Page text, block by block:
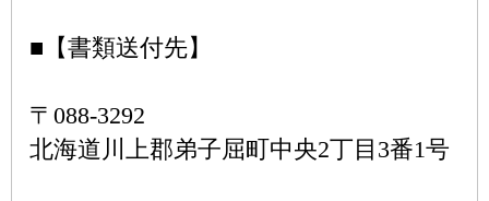
■【書類送付先】
〒088-3292
北海道川上郡弟子屈町中央2丁目3番1号